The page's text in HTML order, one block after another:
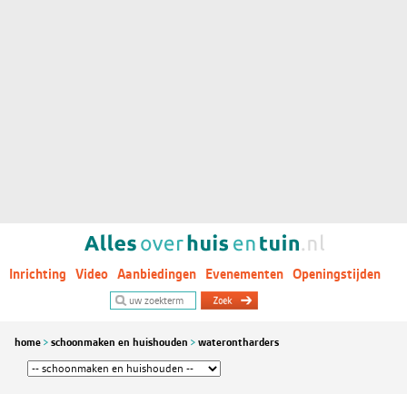
Inrichting Video Aanbiedingen Evenementen Openingstijden
home schoonmaken en huishouden waterontharders